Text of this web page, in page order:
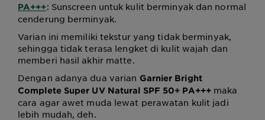
PA+++: Sunscreen untuk kulit berminyak dan normal
cenderung berminyak.
Varian ini memiliki tekstur yang tidak berminyak,
sehingga tidak terasa lengket di kulit wajah dan
memberi hasil akhir matte.
Dengan adanya dua varian Garnier Bright
Complete Super UV Natural SPF 50+ PA+++maka
cara agar awet muda lewat perawatan kulit jadi
lebih mudah, deh.